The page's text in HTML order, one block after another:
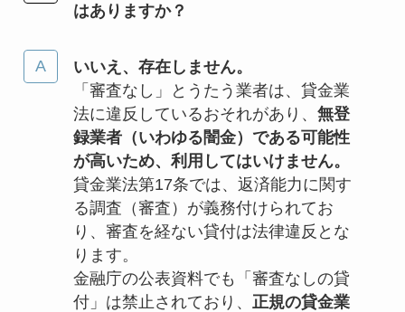
はありますか？
いいえ、存在しません。
「審査なし」とうたう業者は、貸金業
法に違反しているおそれがあり、 無登
録業者（いわゆる闇金）である可能性
が高いため、利用してはいけません。
貸金業法第17条では、返済能力に関す
る調査（審査）が義務付けられてお
り、審査を経ない貸付は法律違反とな
ります。
金融庁の公表資料でも「審査なしの貸
付」は禁止されており、 正規の貸金業